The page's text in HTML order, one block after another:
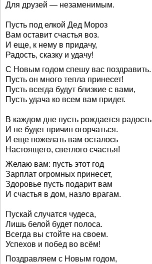
Для друзей — незаменимым.
Пусть под елкой Дед Мороз
Вам оставит счастья воз.
И еще, к нему в придачу,
Радость, сказку и удачу!
С Новым годом спешу вас поздравить.
Пусть он много тепла принесет!
Пусть всегда будут близкие с вами,
Пусть удача ко всем вам придет.
В каждом дне пусть рождается радость
И не будет причин огорчаться.
И еще пожелать вам осталось
Настоящего, светлого счастья!
Желаю вам: пусть этот год
Зарплат огромных принесет,
Здоровье пусть подарит вам
И счастья в дом, назло врагам.
Пускай случатся чудеса,
Лишь белой будет полоса.
Всегда вы стойте на своем.
Успехов и побед во всём!
Поздравляем с Новым годом,